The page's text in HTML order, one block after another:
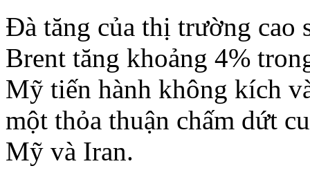
Đà tăng của thị trường cao
Brent tăng khoảng 4%
Mỹ tiến hành không kích
một thỏa thuận chấm dứt
Mỹ và Iran.